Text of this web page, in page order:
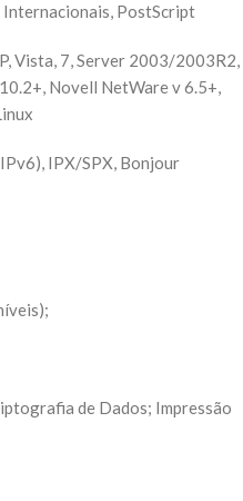
PostScript
Vista, 7, Server 2003/2003R2,
Novell NetWare v 6.5+,
IPX/SPX, Bonjour
de Dados; Impressão